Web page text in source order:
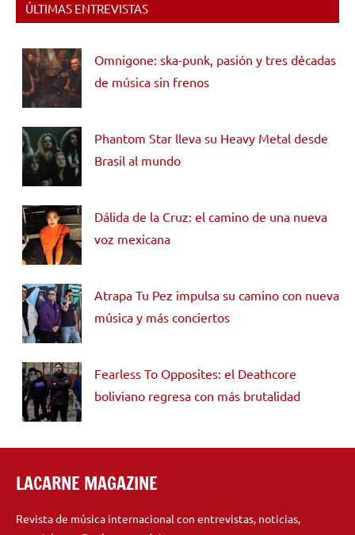
ÚLTIMAS ENTREVISTAS
Omnigone: ska-punk, pasión y tres décadas
de música sin frenos
Phantom Star lleva su Heavy Metal desde
Brasil al mundo
Dálida de la Cruz: el camino de una nueva
voz mexicana
Atrapa Tu Pez impulsa su camino con nueva
música y más conciertos
Fearless To Opposites: el Deathcore
boliviano regresa con más brutalidad
LACARNE MAGAZINE
Revista de música internacional con entrevistas, noticias,